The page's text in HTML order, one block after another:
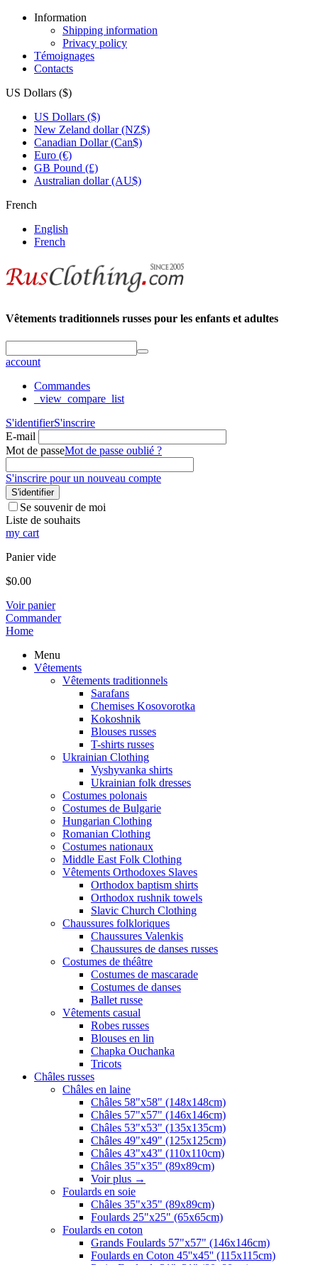
Information
Shipping information
Privacy policy
Témoignages
Contacts
US Dollars ($)
US Dollars ($)
New Zeland dollar (NZ$)
Canadian Dollar (Can$)
Euro (€)
GB Pound (£)
Australian dollar (AU$)
French
English
French
Vêtements traditionnels russes pour les enfants et adultes
account
Commandes
_view_compare_list
S'identifierS'inscrire
E-mail
Mot de passeMot de passe oublié ?
S'inscrire pour un nouveau compte
S'identifier
Se souvenir de moi
Liste de souhaits
my cart
Panier vide
$0.00
Voir panier
Commander
Home
Menu
Vêtements
Vêtements traditionnels
Sarafans
Chemises Kosovorotka
Kokoshnik
Blouses russes
T-shirts russes
Ukrainian Clothing
Vyshyvanka shirts
Ukrainian folk dresses
Costumes polonais
Costumes de Bulgarie
Hungarian Clothing
Romanian Clothing
Costumes nationaux
Middle East Folk Clothing
Vêtements Orthodoxes Slaves
Orthodox baptism shirts
Orthodox rushnik towels
Slavic Church Clothing
Chaussures folkloriques
Chaussures Valenkis
Chaussures de danses russes
Costumes de théâtre
Costumes de mascarade
Costumes de danses
Ballet russe
Vêtements casual
Robes russes
Blouses en lin
Chapka Ouchanka
Tricots
Châles russes
Châles en laine
Châles 58"x58" (148x148cm)
Châles 57"x57" (146x146cm)
Châles 53"x53" (135x135cm)
Châles 49"x49" (125x125cm)
Châles 43"x43" (110x110cm)
Châles 35"x35" (89x89cm)
Voir plus →
Foulards en soie
Châles 35"x35" (89x89cm)
Foulards 25"x25" (65x65cm)
Foulards en coton
Grands Foulards 57"x57" (146x146cm)
Foulards en Coton 45''x45'' (115x115cm)